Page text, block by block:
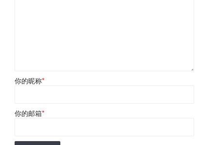
你的昵称*
你的邮箱*